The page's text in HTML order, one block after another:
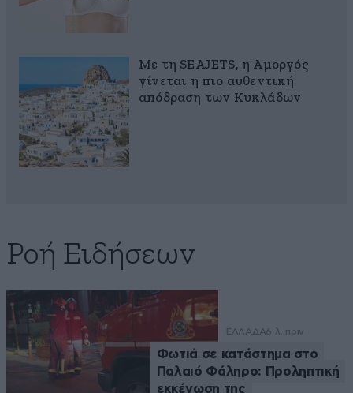
Με τη SEAJETS, η Αμοργός
γίνεται η πιο αυθεντική
απόδραση των Κυκλάδων
Ροή Ειδήσεων
ΕΛΛΑΔΑ6 λ. πριν
Φωτιά σε κατάστημα στο
Παλαιό Φάληρο: Προληπτική
εκκένωση της